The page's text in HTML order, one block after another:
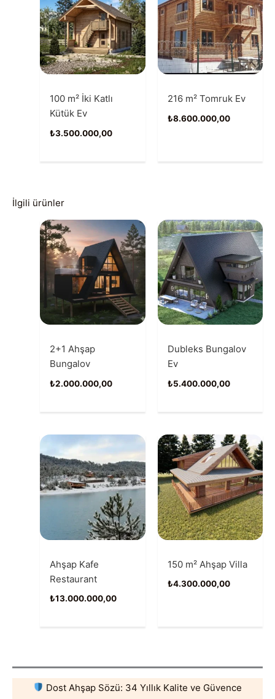
100 m² İki Katlı
Kütük Ev
₺3.500.000,00
216 m² Tomruk Ev
₺8.600.000,00
İlgili ürünler
2+1 Ahşap
Bungalov
₺2.000.000,00
Dubleks Bungalov
Ev
₺5.400.000,00
Ahşap Kafe
Restaurant
₺13.000.000,00
150 m² Ahşap Villa
₺4.300.000,00
Dost Ahşap Sözü: 34 Yıllık Kalite ve Güvence